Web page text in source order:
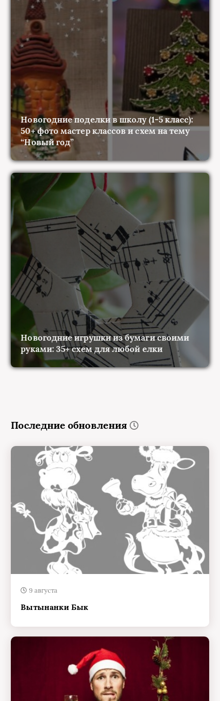
Новогодние поделки в школу (1-5 класс):
50+ фото мастер классов и схем на тему
“Новый год”
Новогодние игрушки из бумаги своими
руками: 35+ схем для любой елки
Последние обновления
9 августа
Вытынанки Бык